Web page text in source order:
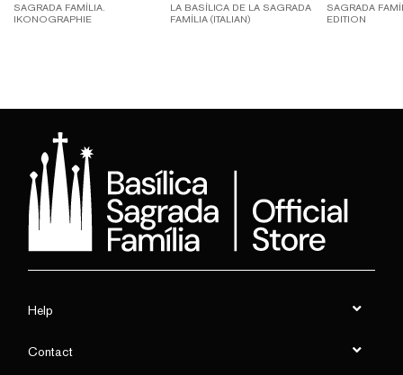
SAGRADA FAMÍLIA.
IKONOGRAPHIE
LA BASÍLICA DE LA SAGRADA
FAMÍLIA (ITALIAN)
SAGRADA
EDITION
Help
Contact